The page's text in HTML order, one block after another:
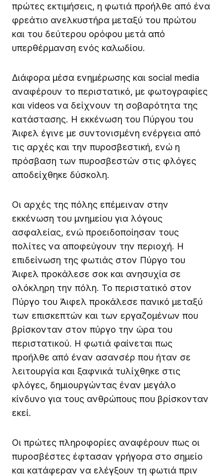
πρώτες εκτιμήσεις, η φωτιά προήλθε από ένα
φρεάτιο ανελκυστήρα μεταξύ του πρώτου
και του δεύτερου ορόφου μετά από
υπερθέρμανση ενός καλωδίου.
Διάφορα μέσα ενημέρωσης και social media
αναφέρουν το περιστατικό, με φωτογραφίες
και videos να δείχνουν τη σοβαρότητα της
κατάστασης. Η εκκένωση του Πύργου του
Άιφελ έγινε με συντονισμένη ενέργεια από
τις αρχές και την πυροσβεστική, ενώ η
πρόσβαση των πυροσβεστών στις φλόγες
αποδείχθηκε δύσκολη.
Οι αρχές της πόλης επέμειναν στην
εκκένωση του μνημείου για λόγους
ασφαλείας, ενώ προειδοποίησαν τους
πολίτες να αποφεύγουν την περιοχή. Η
επιδείνωση της φωτιάς στον Πύργο του
Άιφελ προκάλεσε σοκ και ανησυχία σε
ολόκληρη την πόλη. Το περιστατικό στον
Πύργο του Άιφελ προκάλεσε πανικό μεταξύ
των επισκεπτών και των εργαζομένων που
βρίσκονταν στον πύργο την ώρα του
περιστατικού. Η φωτιά φαίνεται πως
προήλθε από έναν ασανσέρ που ήταν σε
λειτουργία και ξαφνικά τυλίχθηκε στις
φλόγες, δημιουργώντας έναν μεγάλο
κίνδυνο για τους ανθρώπους που βρίσκονταν
εκεί.
Οι πρώτες πληροφορίες αναφέρουν πως οι
πυροσβέστες έφτασαν γρήγορα στο σημείο
και κατάφεραν να ελέγξουν τη φωτιά πριν